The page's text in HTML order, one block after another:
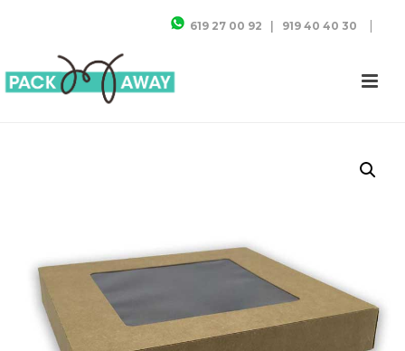
619 27 00 92 919 40 40 30 |